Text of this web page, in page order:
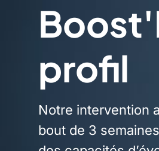
profil
Notre intervention
bout de 3